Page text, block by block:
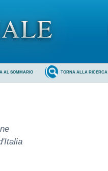
TORNA ALLA RICERCA
AL SOMMARIO